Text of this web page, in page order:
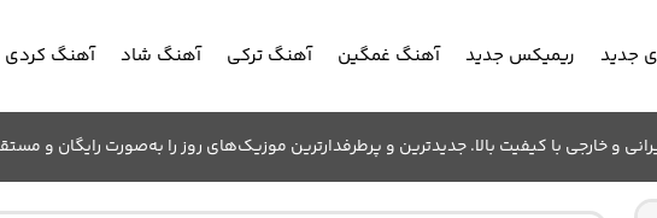
جدید ریمیکس جدید آهنگ غمگین آهنگ ترکی آهنگ شاد آهنگ کردی
و خارجی با کیفیت بالا. جدیدترین و پرطرفدارترین موزیک‌های روز را به‌صورت رایگان و